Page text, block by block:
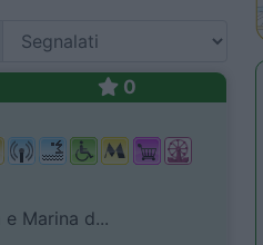
0
Marina d...